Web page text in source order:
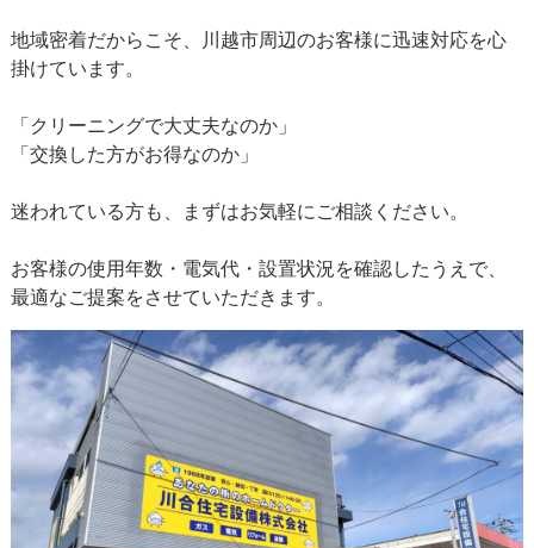
地域密着だからこそ、川越市周辺のお客様に迅速対応を心
掛けています。
「クリーニングで大丈夫なのか」
「交換した方がお得なのか」
迷われている方も、まずはお気軽にご相談ください。
お客様の使用年数・電気代・設置状況を確認したうえで、
最適なご提案をさせていただきます。